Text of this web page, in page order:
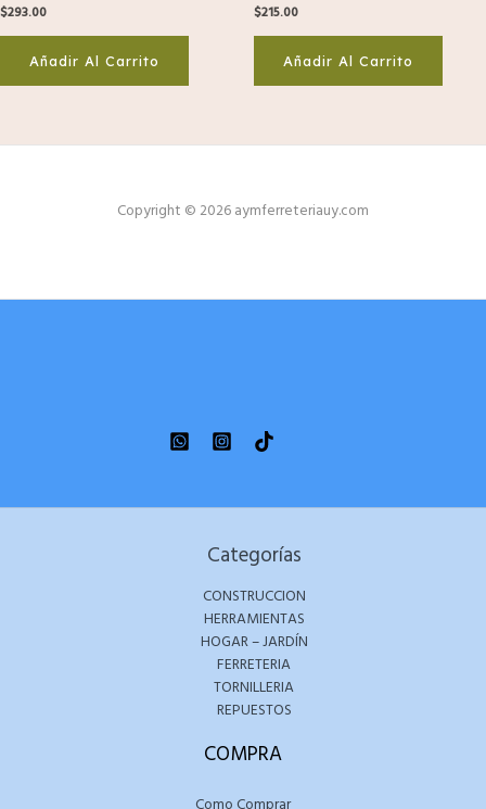
$293.00
Añadir Al Carrito
$215.00
Añadir Al Carrito
Copyright © 2026 aymferreteriauy.com
Categorías
CONSTRUCCION
HERRAMIENTAS
HOGAR – JARDÍN
FERRETERIA
TORNILLERIA
REPUESTOS
COMPRA